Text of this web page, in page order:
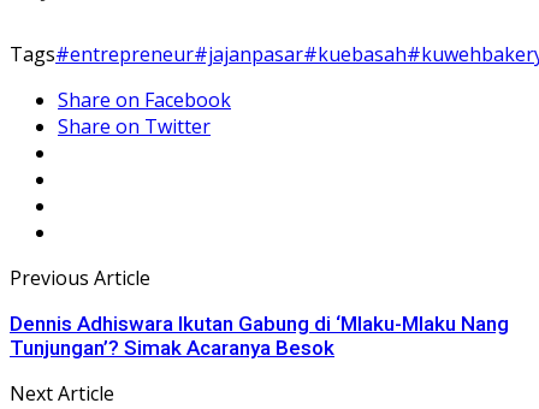
Tags#entrepreneur#jajanpasar#kuebasah
Share on Facebook
Share on Twitter
Previous Article
Dennis Adhiswara Ikutan Gabung di ‘Mlaku-Mlaku Nang
Tunjungan’? Simak Acaranya Besok
Next Article